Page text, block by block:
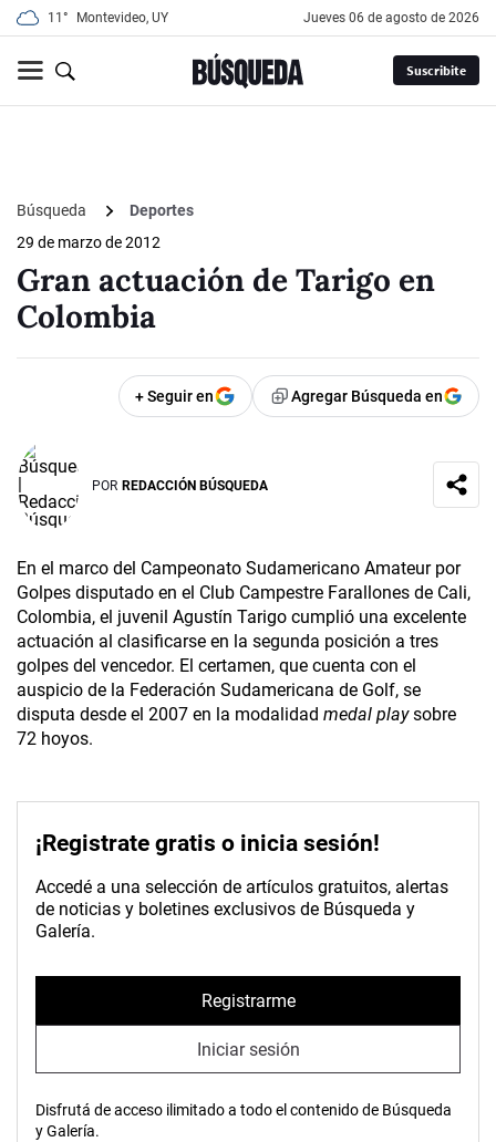
11° Montevideo, UY jueves 06 de agosto de 2026
Suscribite
Búsqueda
Deportes
29 de marzo de 2012
Gran actuación de Tarigo en
Colombia
+ Seguir en Agregar Búsqueda en
POR REDACCIÓN BÚSQUEDA
En el marco del Campeonato Sudamericano Amateur por
Golpes disputado en el Club Campestre Farallones de Cali,
Colombia, el juvenil Agustín Tarigo cumplió una excelente
actuación al clasificarse en la segunda posición a tres
golpes del vencedor. El certamen, que cuenta con el
auspicio de la Federación Sudamericana de Golf, se
disputa desde el 2007 en la modalidad medal playsobre
72 hoyos.
¡Registrate gratis o inicia sesión!
Accedé a una selección de artículos gratuitos, alertas
de noticias y boletines exclusivos de Búsqueda y
Galería.
Registrarme
Iniciar sesión
Disfrutá de acceso ilimitado a todo el contenido de Búsqueda
y Galería.